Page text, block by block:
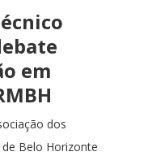
em
dos
Belo Horizonte